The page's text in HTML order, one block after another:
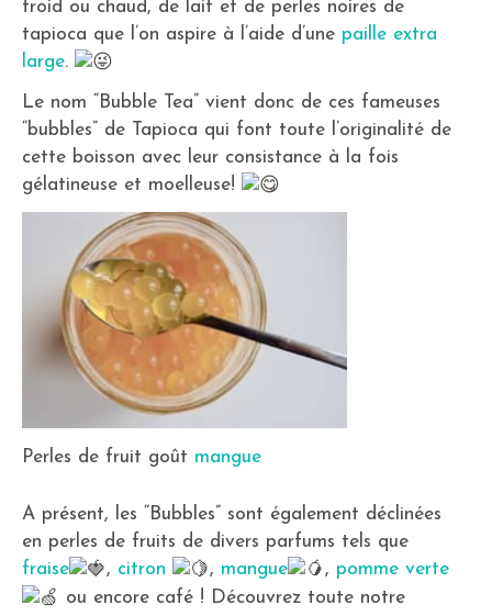
froid ou chaud, de lait et de perles noires de
tapioca que l’on aspire à l’aide d’une paille extra
large.
Le nom “Bubble Tea” vient donc de ces fameuses
“bubbles” de Tapioca qui font toute l’originalité de
cette boisson avec leur consistance à la fois
gélatineuse et moelleuse!
Perles de fruit goût mangue
A présent, les “Bubbles” sont également déclinées
en perles de fruits de divers parfums tels que
fraise
, citron , mangue , pomme verte
ou encore café ! Découvrez toute notre